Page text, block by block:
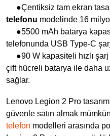
●Çentiksiz tam ekran
telefonu modelinde 16
●5500 mAh batarya
telefonunda USB Type-C
●90 W kapasiteli hızlı
çift hücreli batarya ile daha
sağlar.
Lenovo Legion 2 Pro
güvenle satın almak
telefon modelleri arasında